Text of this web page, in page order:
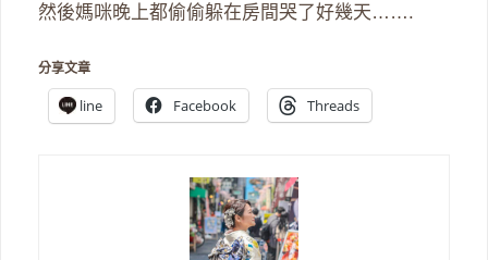
然後媽咪晚上都偷偷躲在房間哭了好幾天…….
分享文章
line Facebook Threads